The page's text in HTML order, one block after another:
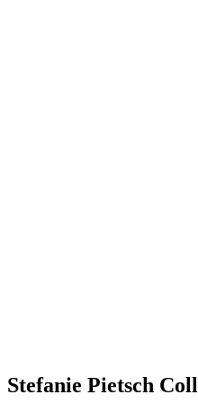
Stefanie Pietsch